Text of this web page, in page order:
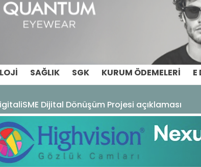
SAĞLIK SGK KURUM ÖDEMELERI E
Dijital Dönüşüm Projesi açıklaması